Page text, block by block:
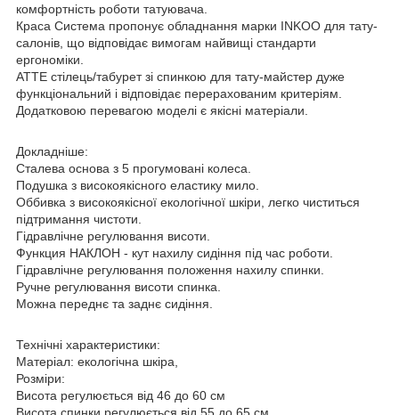
комфортність роботи татуювача.
Краса Система пропонує обладнання марки INKOO для тату-
салонів, що відповідає вимогам найвищі стандарти
ергономіки.
АТТЕ стілець/табурет зі спинкою для тату-майстер дуже
функціональний і відповідає перерахованим критеріям.
Додатковою перевагою моделі є якісні матеріали.
Докладніше:
Сталева основа з 5 прогумовані колеса.
Подушка з високоякісного еластику мило.
Оббивка з високоякісної екологічної шкіри, легко чиститься
підтримання чистоти.
Гідравлічне регулювання висоти.
Функция НАКЛОН - кут нахилу сидіння під час роботи.
Гідравлічне регулювання положення нахилу спинки.
Ручне регулювання висоти спинка.
Можна переднє та заднє сидіння.
Технічні характеристики:
Матеріал: екологічна шкіра,
Розміри:
Висота регулюється від 46 до 60 см
Висота спинки регулюється від 55 до 65 см